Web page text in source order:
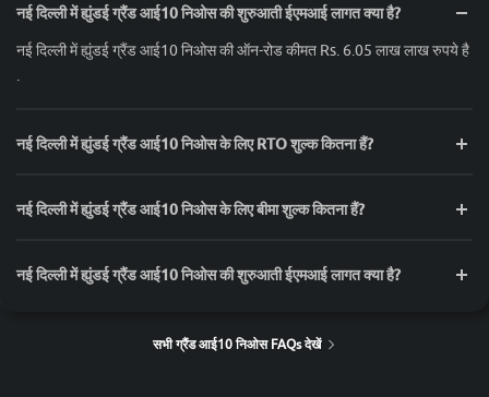
नई दिल्ली में ह्युंडई ग्रैंड आई10 निओस की शुरुआती ईएमआई लागत क्या है?
नई दिल्ली में ह्युंडई ग्रैंड आई10 निओस की ऑन-रोड कीमत Rs. 6.05 लाख लाख रुपये है
.
नई दिल्ली में ह्युंडई ग्रैंड आई10 निओस के लिए RTO शुल्क कितना हैं?
नई दिल्ली में ह्युंडई ग्रैंड आई10 निओस के लिए बीमा शुल्क कितना हैं?
नई दिल्ली में ह्युंडई ग्रैंड आई10 निओस की शुरुआती ईएमआई लागत क्या है?
सभी ग्रैंड आई10 निओस FAQs देखें